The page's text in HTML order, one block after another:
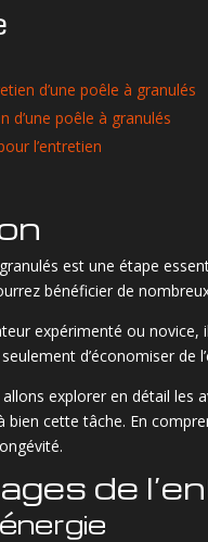
d’une poêle à granulés
d’une poêle à granulés
l’entretien
granulés est une étape
bénéficier de
expérimenté ou
d’économiser de
explorer en détail les
bien cette tâche. En
de